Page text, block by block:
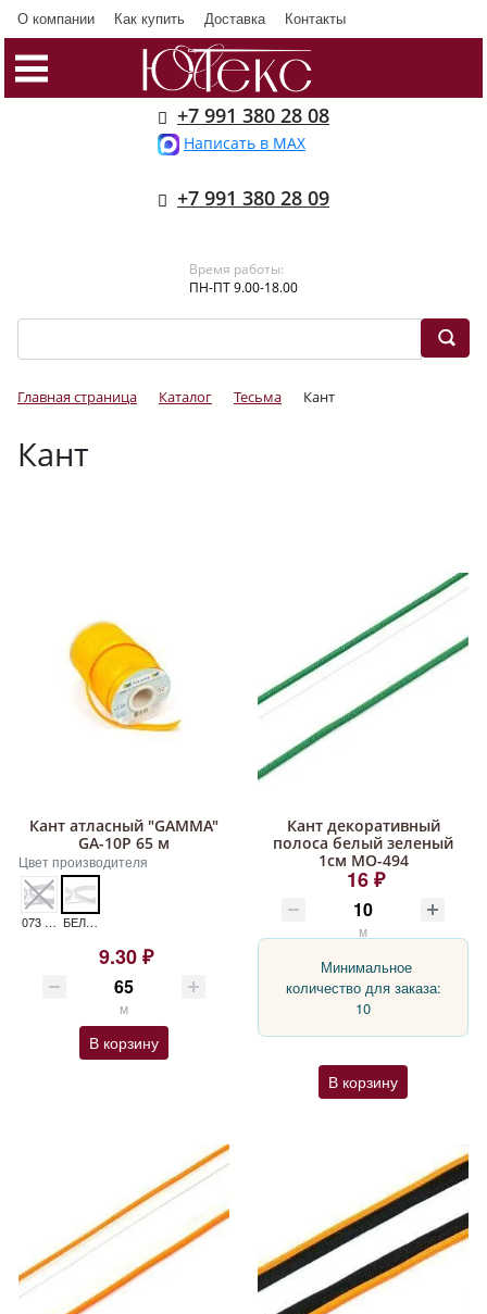
О компании Как купить Доставка Контакты
+7 991 380 28 08
Написать в MAX
+7 991 380 28 09
Время работы:
ПН-ПТ 9.00-18.00
Главная страница Каталог Тесьма Кант
Кант
Кант атласный "GAMMA"
GA-10P 65 м
Цвет производителя
073 Т.Т.СЕРЫЙ БЕЛЫЙ 001
9.30 ₽
м
В корзину
Кант декоративный
полоса белый зеленый
1см МО-494
16 ₽
м
Минимальное
количество для заказа:
10
В корзину